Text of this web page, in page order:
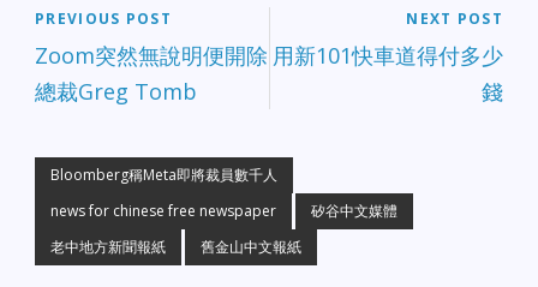
PREVIOUS POST
Zoom突然無說明便開除
總裁Greg Tomb
NEXT POST
用新101快車道得付多少
錢
Bloomberg稱Meta即將裁員數千人
news for chinese free newspaper
矽谷中文媒體
老中地方新聞報紙
舊金山中文報紙